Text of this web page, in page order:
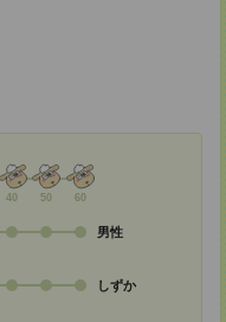
40 50 60
男性
しずか